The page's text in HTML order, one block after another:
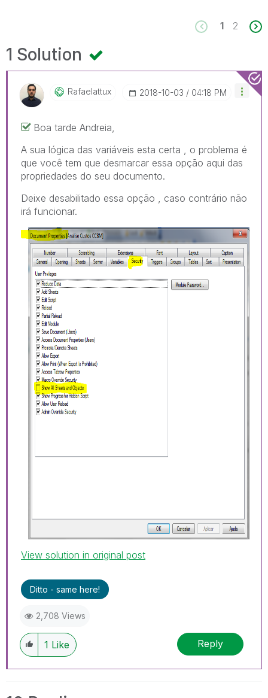
1 2
1 Solution
Rafaelattux ‎2018-10-03 04:18 PM
Boa tarde Andreia,
A sua lógica das variáveis esta certa , o problema é
que você tem que desmarcar essa opção aqui das
propriedades do seu documento.
Deixe desabilitado essa opção , caso contrário não
irá funcionar.
View solution in original post
Ditto - same here!
2,708 Views
1 Like Reply